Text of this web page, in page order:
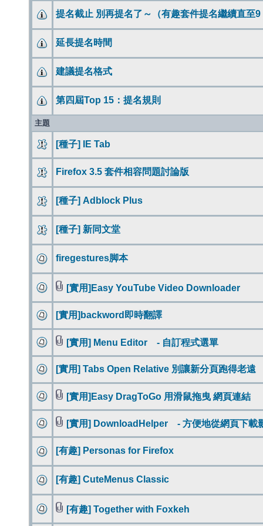
提名截止 別再提名了～（有趣套件提名繼續直至9
延長提名時間
建議提名格式
第四屆Top 15：提名規則
主題
[種子] IE Tab
Firefox 3.5 套件相容問題討論版
[種子] Adblock Plus
[種子] 新同文堂
firegestures脚本
[實用]Easy YouTube Video Downloader
[實用]backword即時翻譯
[實用] Menu Editor - 自訂程式選單
[實用] Tabs Open Relative 別讓新分頁跑得老遠
[實用]Easy DragToGo 用滑鼠拖曳 網頁連結
[實用] DownloadHelper - 方便地從網頁下載
[有趣] Personas for Firefox
[有趣] CuteMenus Classic
[有趣] Together with Foxkeh